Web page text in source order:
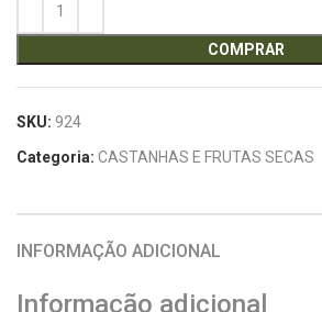
COMPRAR
SKU: 924
Categoria: CASTANHAS E FRUTAS SECAS
INFORMAÇÃO ADICIONAL
Informação adicional